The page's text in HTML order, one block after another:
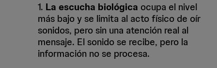
1. La escucha biológica ocupa el nivel
más bajo y se limita al acto físico de oír
sonidos, pero sin una atención real al
mensaje. El sonido se recibe, pero la
información no se procesa.